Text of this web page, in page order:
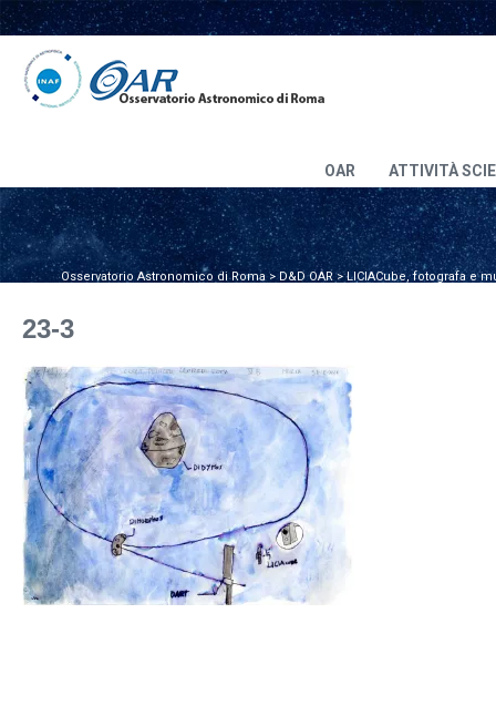
OAR ATTIVITÀ
Osservatorio Astronomico di Roma>D&D OAR>LICIACube, fotografa e
23-3